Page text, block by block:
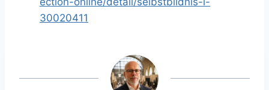
30020411